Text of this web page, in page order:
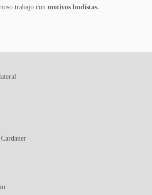
trabajo conmotivos budistas.